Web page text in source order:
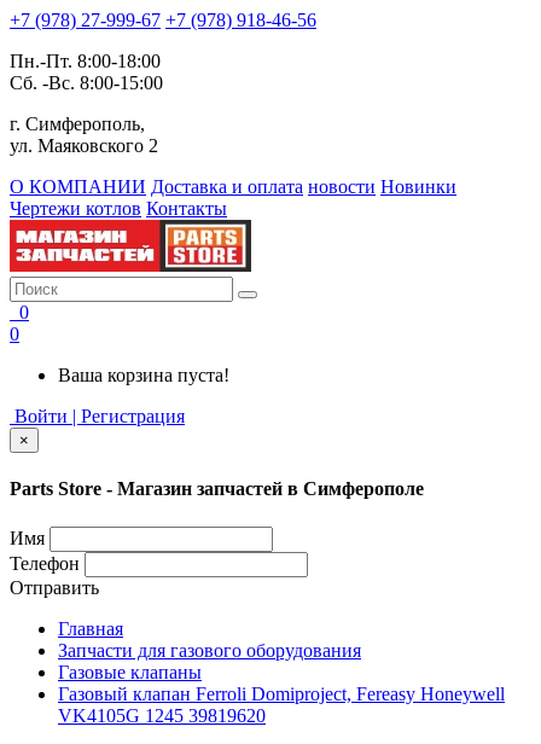
+7 (978) 27-999-67 +7 (978) 918-46-56
Пн.-Пт. 8:00-18:00
Сб. -Вс. 8:00-15:00
г. Симферополь,
ул. Маяковского 2
О КОМПАНИИ Доставка и оплата новости Новинки
Чертежи котлов Контакты
0
0
Ваша корзина пуста!
Войти | Регистрация
×
Parts Store - Магазин запчастей в Симферополе
Имя
Телефон
Отправить
Главная
Запчасти для газового оборудования
Газовые клапаны
Газовый клапан Ferroli Domiproject, Fereasy Honeywell
VK4105G 1245 39819620